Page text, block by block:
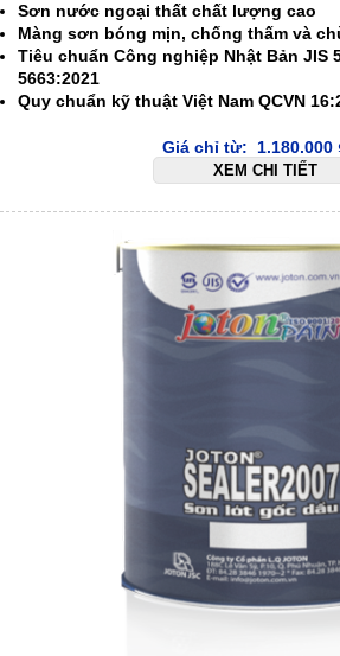
Sơn nước ngoại thất chất lượng cao
Màng sơn bóng mịn, chống thấm và
Tiêu chuẩn Công nghiệp Nhật Bản JIS
5663:2021
Quy chuẩn kỹ thuật Việt Nam QCVN
Giá chỉ từ: 1.180.000
XEM CHI TIẾT